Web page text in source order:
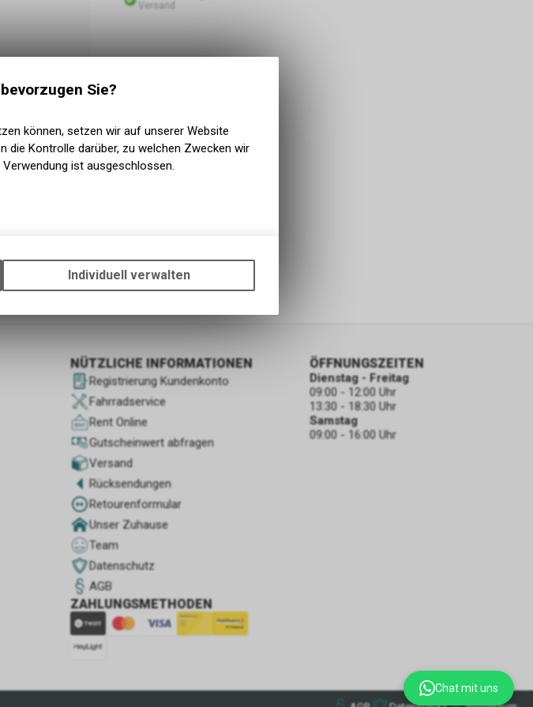
Versand
NÜTZLICHE INFORMATIONEN
Registrierung Kundenkonto
Fahrradservice
Rent Online
Gutscheinwert abfragen
Versand
Rücksendungen
Retourenformular
Unser Zuhause
Team
Datenschutz
AGB
ZAHLUNGSMETHODEN
ÖFFNUNGSZEITEN
Dienstag - Freitag
09:00 - 12:00 Uhr
13:30 - 18:30 Uhr
Samstag
09:00 - 16:00 Uhr
Chat mit uns
Sie?
können, setzen wir auf unserer Website
die Kontrolle darüber, zu welchen Zwecken wir
ist ausgeschlossen.
Funktionen unseres Online-Angebots, wie die
Bitte beachten Sie, dass die
Individuell verwalten